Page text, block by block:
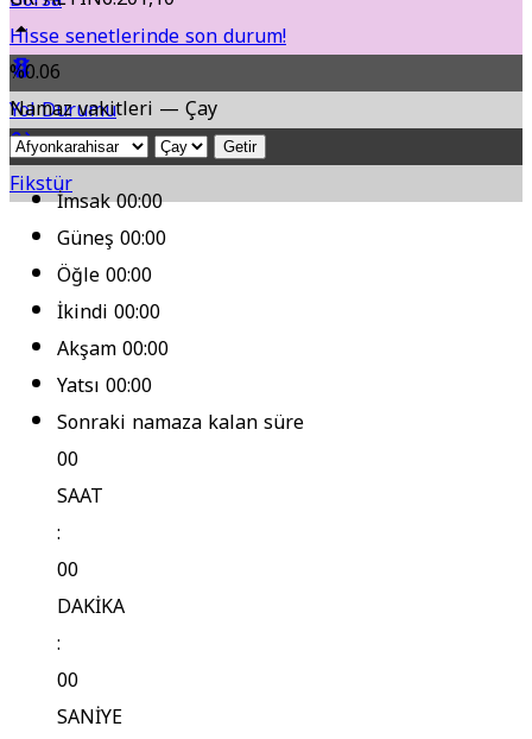
Hisse senetlerinde son durum!
Yol Durumu
Fikstür
%0.06
Namaz vakitleri — Çay
Getir
İmsak00:00
Güneş00:00
Öğle00:00
İkindi00:00
Akşam00:00
Yatsı00:00
Sonraki namaza kalan süre
00
SAAT
:
00
DAKİKA
:
00
SANİYE